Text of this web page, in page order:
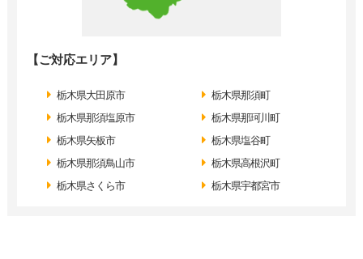
【ご対応エリア】
栃木県大田原市
栃木県那須塩原市
栃木県矢板市
栃木県那須鳥山市
栃木県さくら市
栃木県那須町
栃木県那珂川町
栃木県塩谷町
栃木県高根沢町
栃木県宇都宮市